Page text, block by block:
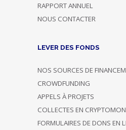
RAPPORT ANNUEL
NOUS CONTACTER
LEVER DES FONDS
NOS SOURCES DE
CROWDFUNDING
APPELS À PROJETS
COLLECTES EN
FORMULAIRES DE DONS EN